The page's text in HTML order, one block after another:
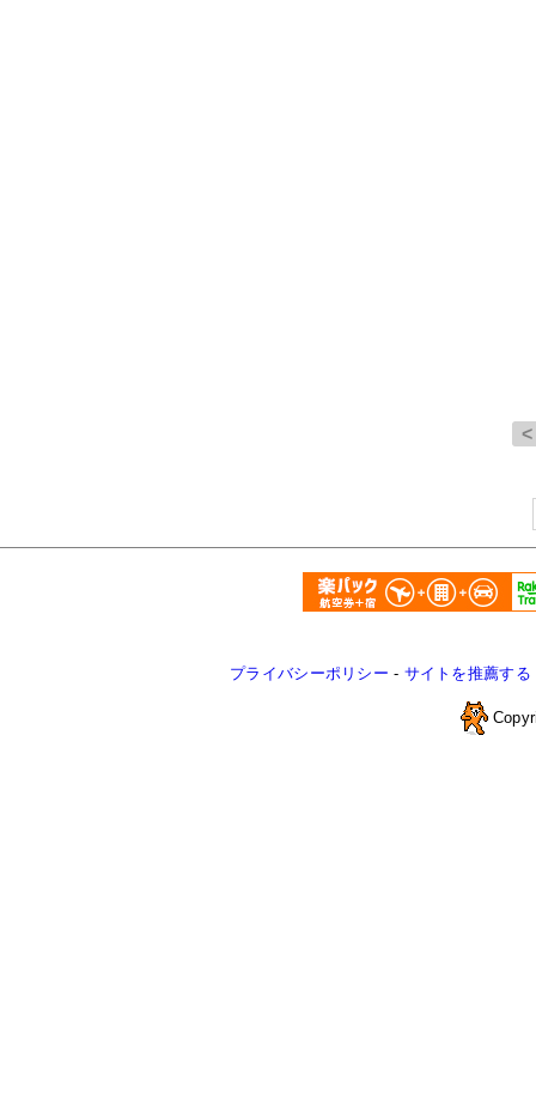
プライバシーポリシー - サイトを推薦する